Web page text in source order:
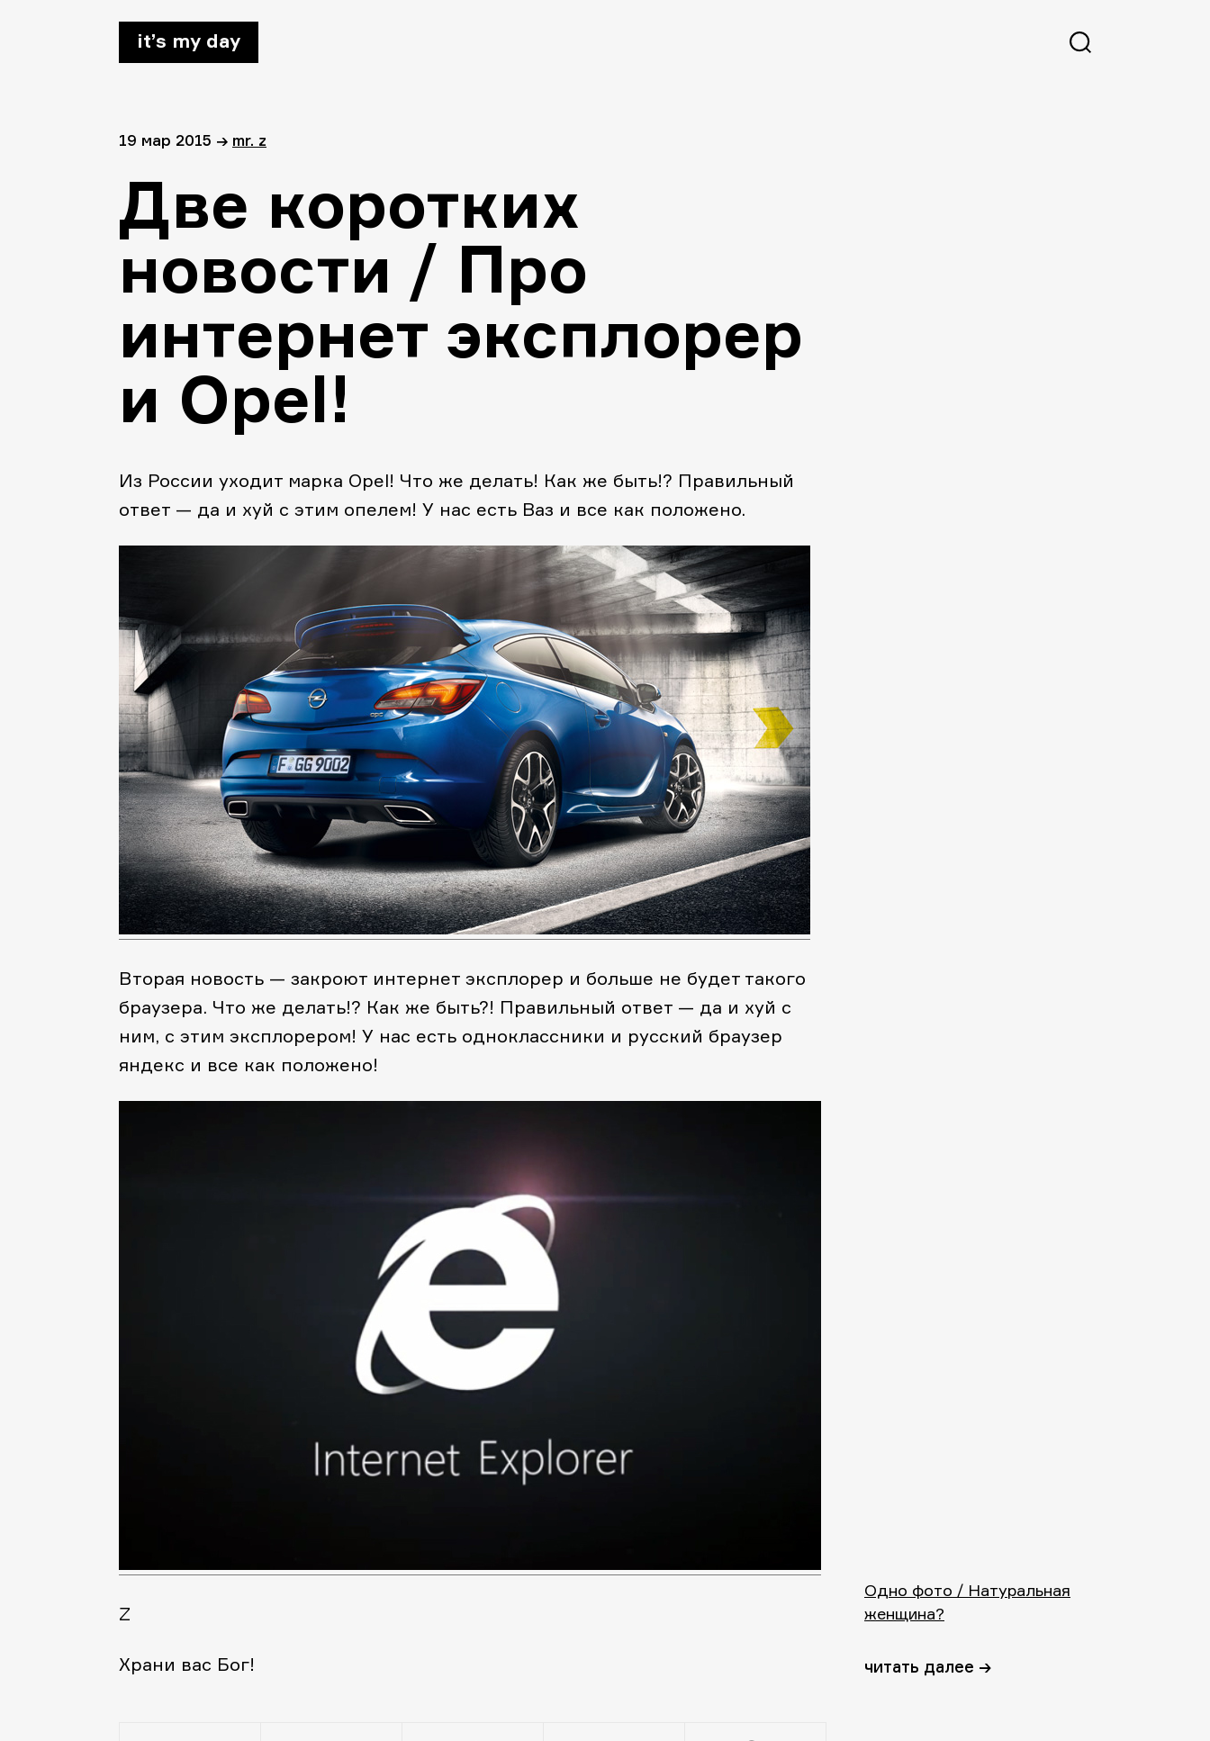
it’s my day
19 мар 2015 → mr. z
Две коротких
новости / Про
интернет эксплорер
и Opel!
Из России уходит марка Opel! Что же делать! Как же быть!? Правильный
ответ — да и хуй с этим опелем! У нас есть Ваз и все как положено.
Вторая новость — закроют интернет эксплорер и больше не будет такого
браузера. Что же делать!? Как же быть?! Правильный ответ — да и хуй с
ним, с этим эксплорером! У нас есть одноклассники и русский браузер
яндекс и все как положено!
Z
Храни вас Бог!
Одно фото / Натуральная
женщина?
читать далее →